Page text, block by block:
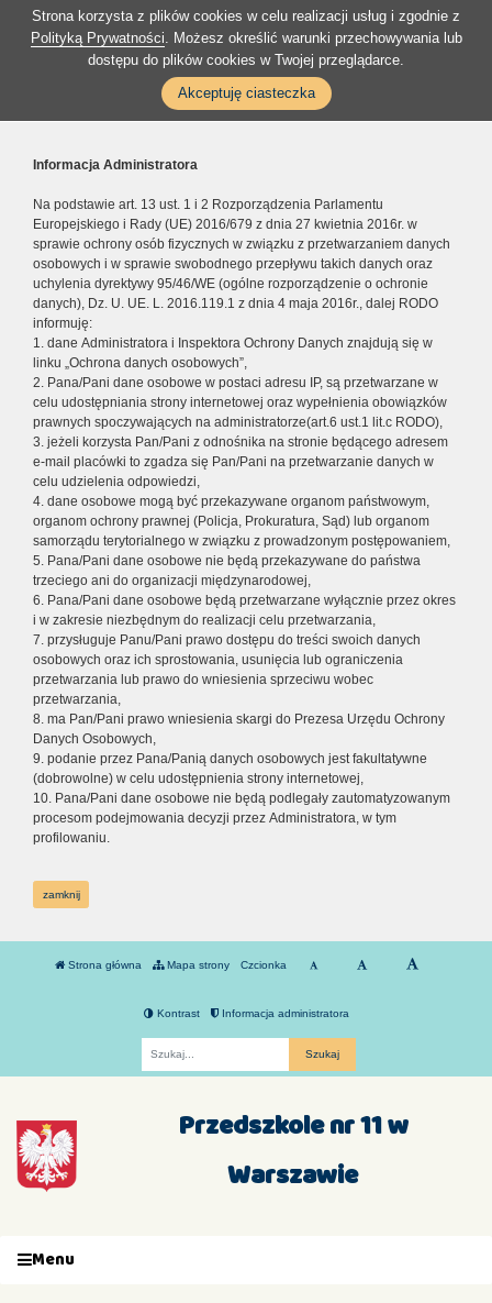
Strona korzysta z plików cookies w celu realizacji usług i zgodnie z
Polityką Prywatności. Możesz określić warunki przechowywania lub
dostępu do plików cookies w Twojej przeglądarce.
Akceptuję ciasteczka
Informacja Administratora
Na podstawie art. 13 ust. 1 i 2 Rozporządzenia Parlamentu
Europejskiego i Rady (UE) 2016/679 z dnia 27 kwietnia 2016r. w
sprawie ochrony osób fizycznych w związku z przetwarzaniem danych
osobowych i w sprawie swobodnego przepływu takich danych oraz
uchylenia dyrektywy 95/46/WE (ogólne rozporządzenie o ochronie
danych), Dz. U. UE. L. 2016.119.1 z dnia 4 maja 2016r., dalej RODO
informuję:
1. dane Administratora i Inspektora Ochrony Danych znajdują się w
linku „Ochrona danych osobowych”,
2. Pana/Pani dane osobowe w postaci adresu IP, są przetwarzane w
celu udostępniania strony internetowej oraz wypełnienia obowiązków
prawnych spoczywających na administratorze(art.6 ust.1 lit.c RODO),
3. jeżeli korzysta Pan/Pani z odnośnika na stronie będącego adresem
e-mail placówki to zgadza się Pan/Pani na przetwarzanie danych w
celu udzielenia odpowiedzi,
4. dane osobowe mogą być przekazywane organom państwowym,
organom ochrony prawnej (Policja, Prokuratura, Sąd) lub organom
samorządu terytorialnego w związku z prowadzonym postępowaniem,
5. Pana/Pani dane osobowe nie będą przekazywane do państwa
trzeciego ani do organizacji międzynarodowej,
6. Pana/Pani dane osobowe będą przetwarzane wyłącznie przez okres
i w zakresie niezbędnym do realizacji celu przetwarzania,
7. przysługuje Panu/Pani prawo dostępu do treści swoich danych
osobowych oraz ich sprostowania, usunięcia lub ograniczenia
przetwarzania lub prawo do wniesienia sprzeciwu wobec
przetwarzania,
8. ma Pan/Pani prawo wniesienia skargi do Prezesa Urzędu Ochrony
Danych Osobowych,
9. podanie przez Pana/Panią danych osobowych jest fakultatywne
(dobrowolne) w celu udostępnienia strony internetowej,
10. Pana/Pani dane osobowe nie będą podlegały zautomatyzowanym
procesom podejmowania decyzji przez Administratora, w tym
profilowaniu.
zamknij
Strona główna Mapa strony Czcionka
Kontrast Informacja administratora
Przedszkole nr 11 w
Warszawie
Menu